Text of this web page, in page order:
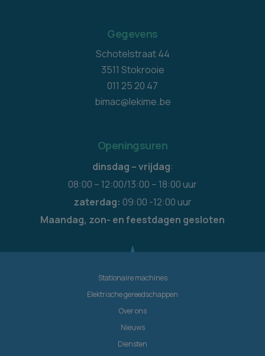
Gegevens
Schotelstraat 44
3511 Stokrooie
011 25 20 47
bimac@lekime.be
Openingsuren
dinsdag – vrijdag:
08:00 – 12:00/13:00 – 18:00 uur
zaterdag: 09:00 -12:00 uur
Maandag, zon- en feestdagen gesloten
Stationaire machines
Elektrische gereedschappen
Over ons
Nieuws
Diensten